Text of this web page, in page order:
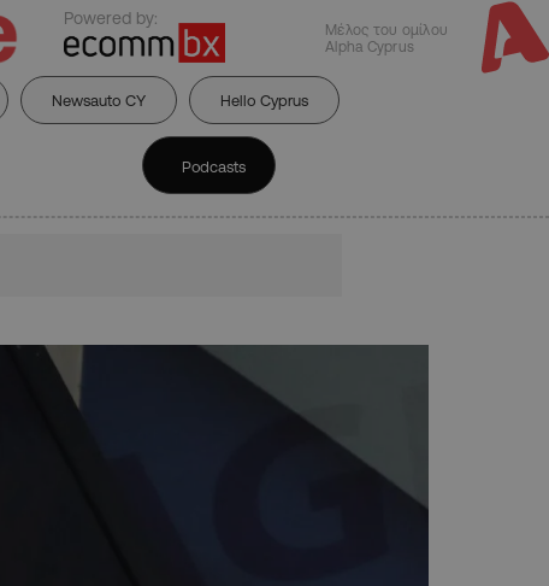
Powered by:
Μέλος του ομίλου
Alpha Cyprus
Newsauto CY Hello Cyprus
Podcasts